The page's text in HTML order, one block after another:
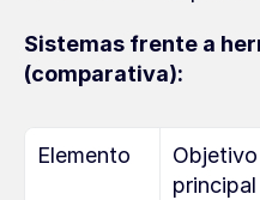
Sistemas frente a
(comparativa):
Elemento
Objetivo
principal